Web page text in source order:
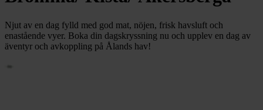
Njut av en dag fylld med god mat, nöjen, frisk havsluft och
enastående vyer. Boka din dagskryssning nu och upplev en dag av
äventyr och avkoppling på Ålands hav!